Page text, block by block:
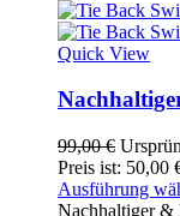
Quick View
99,00€
Preis ist: 50,00
Ausführung
Nachhaltiger &